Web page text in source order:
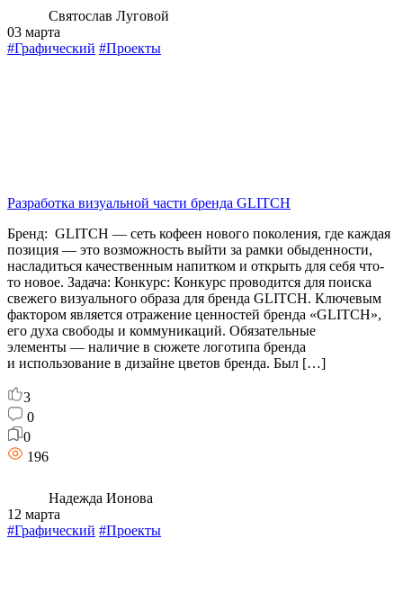
Святослав Луговой
03 марта
#Графический #Проекты
Разработка визуальной части бренда GLITCH
Бренд: GLITCH — сеть кофеен нового поколения, где каждая
позиция — это возможность выйти за рамки обыденности,
насладиться качественным напитком и открыть для себя что-
то новое. Задача: Конкурс: Конкурс проводится для поиска
свежего визуального образа для бренда GLITCH. Ключевым
фактором является отражение ценностей бренда «GLITCH»,
его духа свободы и коммуникаций. Обязательные
элементы — наличие в сюжете логотипа бренда
и использование в дизайне цветов бренда. Был […]
3
0
0
196
Надежда Ионова
12 марта
#Графический #Проекты